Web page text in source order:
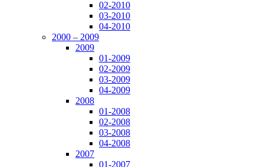
02-2010
03-2010
04-2010
2000 – 2009
2009
01-2009
02-2009
03-2009
04-2009
2008
01-2008
02-2008
03-2008
04-2008
2007
01-2007